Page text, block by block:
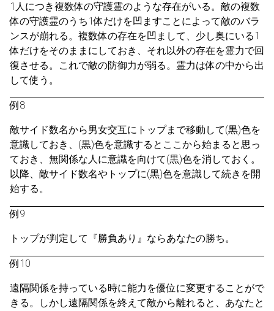
1人につき複数体の守護霊のような存在がいる。敵の複数
体の守護霊のうち1体だけを凹ますことによって敵のバラ
ンスが崩れる。複数体の存在を凹まして、少し奥にいる1
体だけをそのままにしておき、それ以外の存在を霊力で回
復させる。これで敵の防御力が弱る。霊力は体の中から出
して使う。
例8
敵サイド数名から男女交互にトップまで移動して(黒)色を
意識しておき、(黒)色を意識するとここから始まると思っ
ておき、無関係な人に意識を向けて(黒)色を消しておく。
以降、敵サイド数名やトップに(黒)色を意識して続きを開
始する。
例9
トップが判定して『勝負あり』ならあなたの勝ち。
例10
遠隔関係を持っている時に能力を優位に変更することがで
きる。しかし遠隔関係を終えて敵から離れると、あなたと